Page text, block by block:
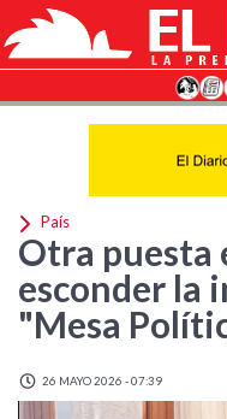
País
Otra puesta
esconder la
"Mesa
26 MAYO 2026 - 07:39